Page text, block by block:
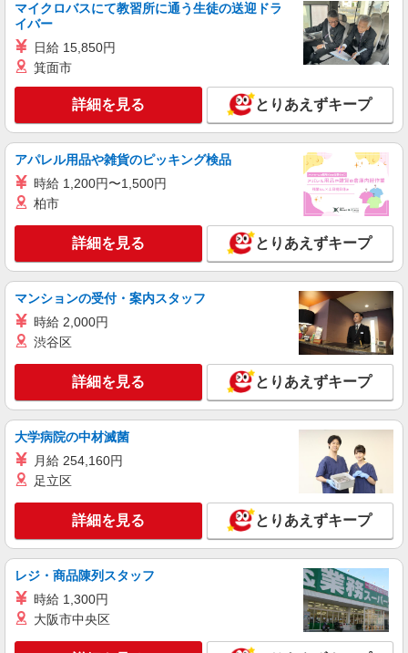
マイクロバスにて教習所に通う生徒の送迎ドラ
イバー
日給 15,850円
箕面市
詳細を見る とりあえずキープ
アパレル用品や雑貨のピッキング検品
時給 1,200円〜1,500円
柏市
詳細を見る とりあえずキープ
マンションの受付・案内スタッフ
時給 2,000円
渋谷区
詳細を見る とりあえずキープ
大学病院の中材滅菌
月給 254,160円
足立区
詳細を見る とりあえずキープ
レジ・商品陳列スタッフ
時給 1,300円
大阪市中央区